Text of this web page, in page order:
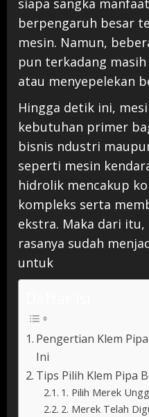
berpengaruh besar
mesin. Namun,
pun terkadang
atau menyepelekan
Hingga detik ini,
kebutuhan primer
bisnis ndustri
seperti mesin
hidrolik mencakup
kompleks serta
ekstra. Maka dari itu,
rasanya sudah
untuk
Pengertian Klem
Ini
Tips Pilih Klem Pipa
1. Pilih Merek
2. Merek Telah